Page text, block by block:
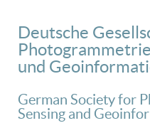
Deutsche
und
German Society for
Sensing and